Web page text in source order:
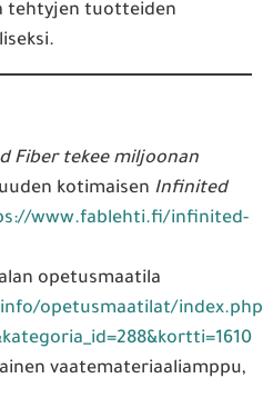
tehtyjen tuotteiden
Fiber tekee miljoonan
uuden kotimaisen Infinited
www.fablehti.fi/infinited-
opetusmaatila
opetusmaatilat/
vaatemateriaaliamppu,